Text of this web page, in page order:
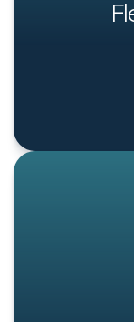
Wanneer